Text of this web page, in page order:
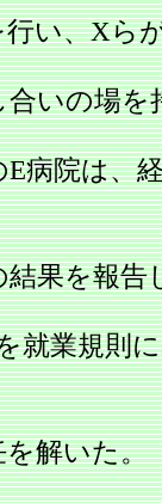
い、Xら
合いの場を
病院は、
果を報告
就業規則
解いた。